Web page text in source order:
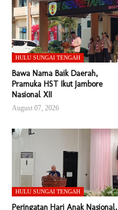
HULU SUNGAI TENGAH
Bawa Nama Baik Daerah,
Pramuka HST Ikut Jambore
Nasional XII
August 07, 2026
HULU SUNGAI TENGAH
Peringatan Hari Anak Nasional,